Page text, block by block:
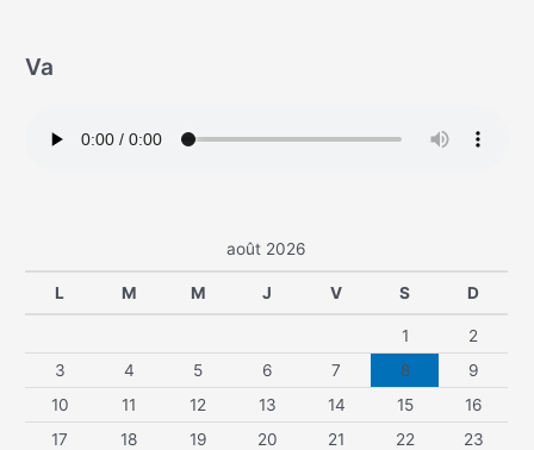
Va
août 2026
L M M J V S D
1
2
3
4 5 6 7 8
9
10
11 12 13 14 15
16
17
18 19 20 21 22
23